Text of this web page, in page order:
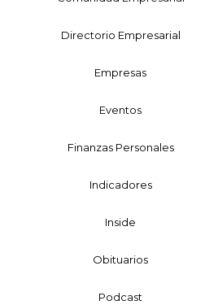
Directorio Empresarial
Empresas
Eventos
Finanzas Personales
Indicadores
Inside
Obituarios
Podcast